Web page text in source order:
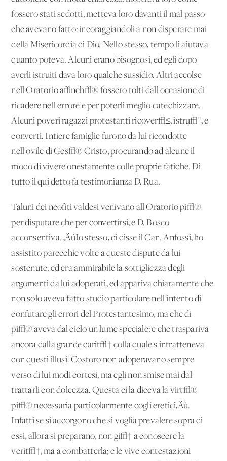
fossero stati sedotti, metteva loro davanti il mal passo
che avevano fatto: incoraggiandoli a non disperare mai
della Misericordia di Dio. Nello stesso, tempo li aiutava
quanto poteva. Alcuni erano bisognosi, ed egli dopo
averli istruiti dava loro qualche sussidio. Altri accolse
nell'Oratorio affinch√® fossero tolti dall'occasione di
ricadere nell'errore e per poterli meglio catechizzare.
Alcuni poveri ragazzi protestanti ricover√≤, istru√¨, e
converti. Intiere famiglie furono da lui ricondotte
nell'ovile di Ges√π Cristo, procurando ad alcune il
modo di vivere onestamente colle proprie fatiche. Di
tutto il qui detto fa testimonianza D. Rua.
Taluni dei neofiti valdesi venivano all'Oratorio pi√π
per disputare che per convertirsi, e D. Bosco
acconsentiva. ‚ÄúIo stesso, ci disse il Can. Anfossi, ho
assistito parecchie volte a queste dispute da lui
sostenute, ed era ammirabile la sottigliezza degli
argomenti da lui adoperati, ed appariva chiaramente che
non solo aveva fatto studio particolare nell'intento di
confutare gli errori del Protestantesimo, ma che di
pi√π aveva dal cielo un lume speciale; e che traspariva
ancora dalla grande carit√† colla quale s'intratteneva
con questi illusi. Costoro non adoperavano sempre
verso di lui modi cortesi, ma egli non smise mai dal
trattarli con dolcezza. Questa ei la diceva la virt√π
pi√π necessaria particolarmente cogli eretici‚Äù.
Infatti se si accorgono che si voglia prevalere sopra di
essi, allora si preparano, non gi√† a conoscere la
verit√†, ma a combatterla; e le vive contestazioni